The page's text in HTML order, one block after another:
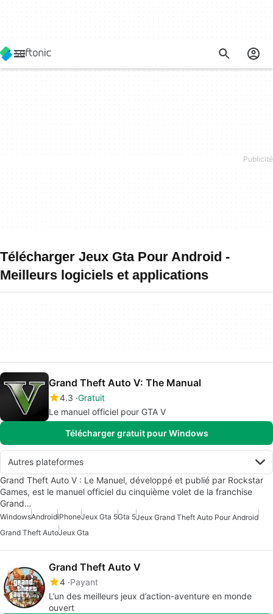
Télécharger Jeux Gta Pour Android -
Meilleurs logiciels et applications
Grand Theft Auto V: The Manual
4.3 Gratuit
Le manuel officiel pour GTA V
Télécharger gratuit pour Windows
Autres plateformes
Grand Theft Auto V : Le Manuel, développé et publié par Rockstar
Games, est le manuel officiel du cinquième volet de la franchise
Grand…
WindowsAndroidiPhoneJeux Gta 5Gta 5Jeux Grand Theft Auto Pour Android
Grand Theft AutoJeux Gta
Grand Theft Auto V
4 Payant
L’un des meilleurs jeux d’action-aventure en monde
ouvert